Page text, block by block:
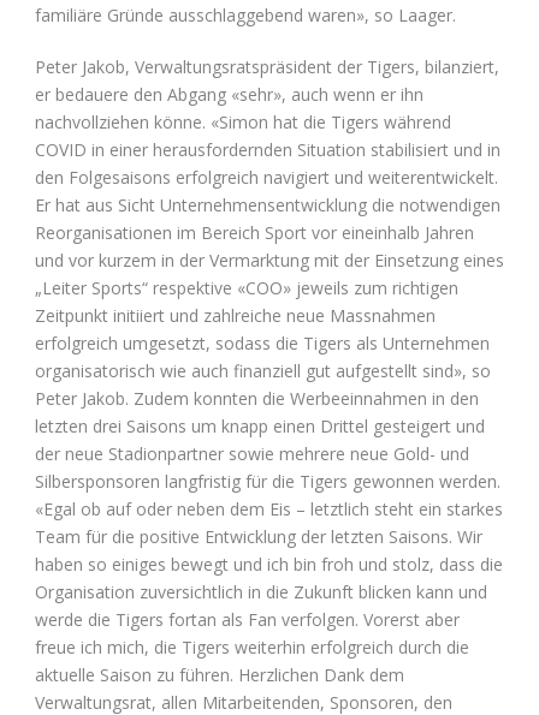
familiäre Gründe ausschlaggebend waren», so Laager.
Peter Jakob, Verwaltungsratspräsident der Tigers, bilanziert,
er bedauere den Abgang «sehr», auch wenn er ihn
nachvollziehen könne. «Simon hat die Tigers während
COVID in einer herausfordernden Situation stabilisiert und in
den Folgesaisons erfolgreich navigiert und weiterentwickelt.
Er hat aus Sicht Unternehmensentwicklung die notwendigen
Reorganisationen im Bereich Sport vor eineinhalb Jahren
und vor kurzem in der Vermarktung mit der Einsetzung eines
„Leiter Sports“ respektive «COO» jeweils zum richtigen
Zeitpunkt initiiert und zahlreiche neue Massnahmen
erfolgreich umgesetzt, sodass die Tigers als Unternehmen
organisatorisch wie auch finanziell gut aufgestellt sind», so
Peter Jakob. Zudem konnten die Werbeeinnahmen in den
letzten drei Saisons um knapp einen Drittel gesteigert und
der neue Stadionpartner sowie mehrere neue Gold- und
Silbersponsoren langfristig für die Tigers gewonnen werden.
«Egal ob auf oder neben dem Eis – letztlich steht ein starkes
Team für die positive Entwicklung der letzten Saisons. Wir
haben so einiges bewegt und ich bin froh und stolz, dass die
Organisation zuversichtlich in die Zukunft blicken kann und
werde die Tigers fortan als Fan verfolgen. Vorerst aber
freue ich mich, die Tigers weiterhin erfolgreich durch die
aktuelle Saison zu führen. Herzlichen Dank dem
Verwaltungsrat, allen Mitarbeitenden, Sponsoren, den